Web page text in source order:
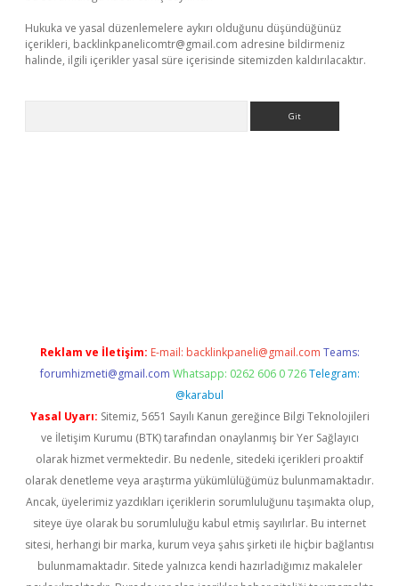
Hukuka ve yasal düzenlemelere aykırı olduğunu düşündüğünüz
içerikleri, backlinkpanelicomtr@gmail.com adresine bildirmeniz
halinde, ilgili içerikler yasal süre içerisinde sitemizden kaldırılacaktır.
Reklam ve İletişim: E-mail: backlinkpaneli@gmail.com Teams:
forumhizmeti@gmail.com Whatsapp: 0262 606 0 726 Telegram:
@karabul
Yasal Uyarı: Sitemiz, 5651 Sayılı Kanun gereğince Bilgi Teknolojileri
ve İletişim Kurumu (BTK) tarafından onaylanmış bir Yer Sağlayıcı
olarak hizmet vermektedir. Bu nedenle, sitedeki içerikleri proaktif
olarak denetleme veya araştırma yükümlülüğümüz bulunmamaktadır.
Ancak, üyelerimiz yazdıkları içeriklerin sorumluluğunu taşımakta olup,
siteye üye olarak bu sorumluluğu kabul etmiş sayılırlar. Bu internet
sitesi, herhangi bir marka, kurum veya şahıs şirketi ile hiçbir bağlantısı
bulunmamaktadır. Sitede yalnızca kendi hazırladığımız makaleler